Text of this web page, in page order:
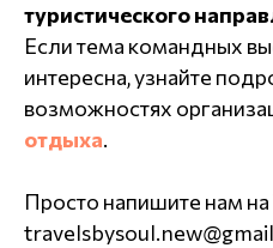
туристического
Если тема командных
интересна, узнайте
возможностях
отдыха.
Просто напишите нам на